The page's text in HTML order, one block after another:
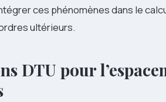
ces phénomènes dans le
ultérieurs.
DTU pour